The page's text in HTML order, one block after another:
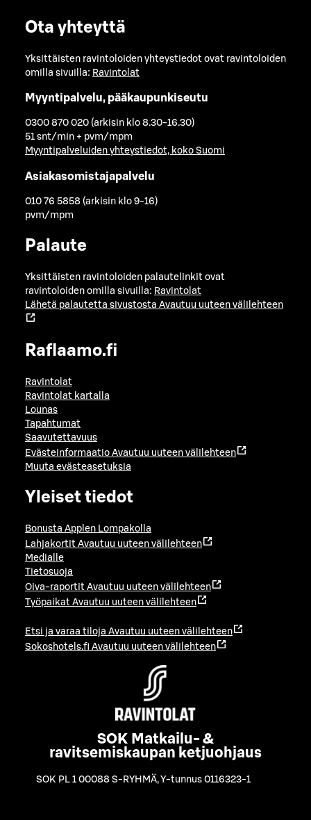
Ota yhteyttä
Yksittäisten ravintoloiden yhteystiedot ovat ravintoloiden
omilla sivuilla: Ravintolat
Myyntipalvelu, pääkaupunkiseutu
0300 870 020 (arkisin klo 8.30-16.30)
51 snt/min + pvm/mpm
Myyntipalveluiden yhteystiedot, koko Suomi
Asiakasomistajapalvelu
010 76 5858 (arkisin klo 9-16)
pvm/mpm
Palaute
Yksittäisten ravintoloiden palautelinkit ovat
ravintoloiden omilla sivuilla: Ravintolat
Lähetä palautetta sivustosta Avautuu uuteen välilehteen
Raflaamo.fi
Ravintolat
Ravintolat kartalla
Lounas
Tapahtumat
Saavutettavuus
Evästeinformaatio Avautuu uuteen välilehteen
Muuta evästeasetuksia
Yleiset tiedot
Bonusta Applen Lompakolla
Lahjakortit Avautuu uuteen välilehteen
Medialle
Tietosuoja
Oiva-raportit Avautuu uuteen välilehteen
Työpaikat Avautuu uuteen välilehteen
Etsi ja varaa tiloja Avautuu uuteen välilehteen
Sokoshotels.fi Avautuu uuteen välilehteen
SOK Matkailu- &
ravitsemiskaupan ketjuohjaus
SOK PL 1 00088 S-RYHMÄ,Y-tunnus 0116323-1